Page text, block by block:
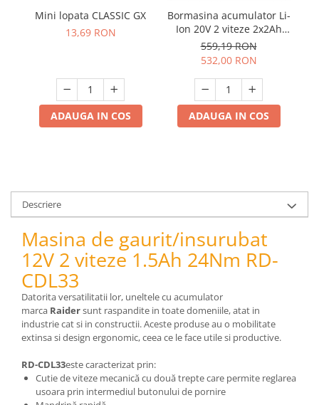
Cricuri pneumatice
Prese Hidraulice
Prese de indoit tevi hidraulice
Echipamente electrice
Benzi izolatoare
Unelte de mana
Scule pneumatice
Podele hidraulice & Presa de banc
& Truse reparatii caroserie
Cabluri si incarcatoare acumulator
Echipamente de ridicat
Chinga ancorare
Depozitare si organizare
Freza de zapada
Echipamente de curatenie
Mini lopata CLASSIC GX
13,69 RON
ADAUGA IN COS
Bormasina acumulator Li-
Ion 20V 2 viteze 2x2Ah
58Nm adaptor 90° RDP-
CDL21
559,19 RON
532,00 RON
ADAUGA IN COS
Descriere
Masina de gaurit/insurubat
12V 2 viteze 1.5Ah 24Nm RD-
CDL33
Datorita versatilitatii lor, uneltele cu acumulator
marca Raidersunt raspandite in toate domeniile, atat in
industrie cat si in constructii. Aceste produse au o mobilitate
extinsa si design ergonomic, ceea ce le face utile si productive.
RD-CDL33este caracterizat prin:
Cutie de viteze mecanică cu două trepte care permite reglarea
usoara prin intermediul butonului de pornire